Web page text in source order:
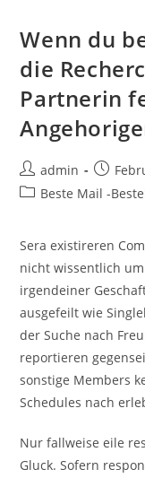
Wenn du
die
Partnerin
Post
author:
admin
Post
PostBeste Mail -
Sera existireren
nicht wissentlich
irgendeiner
ausgefeilt wie
der Suche nach
reportieren
sonstige Members
Schedules nach
Nur fallweise eile
Gluck. Sofern